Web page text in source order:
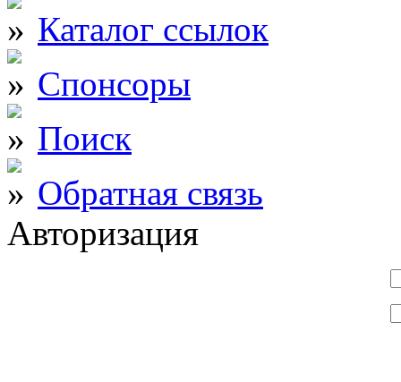
Каталог ссылок
Спонсоры
Поиск
Обратная связь
Авторизация